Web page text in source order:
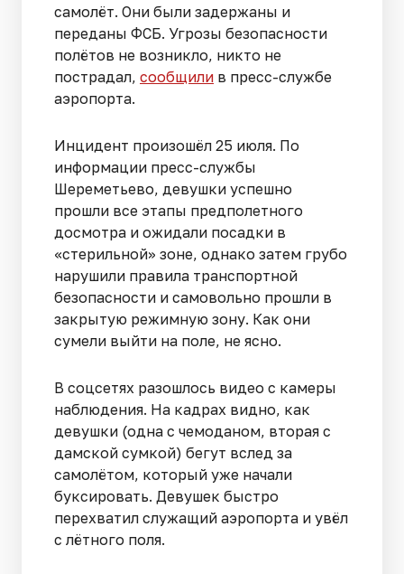
самолёт. Они были задержаны и
переданы ФСБ. Угрозы безопасности
полётов не возникло, никто не
пострадал, сообщили в пресс-службе
аэропорта.
Инцидент произошёл 25 июля. По
информации пресс-службы
Шереметьево, девушки успешно
прошли все этапы предполетного
досмотра и ожидали посадки в
«стерильной» зоне, однако затем грубо
нарушили правила транспортной
безопасности и самовольно прошли в
закрытую режимную зону. Как они
сумели выйти на поле, не ясно.
В соцсетях разошлось видео с камеры
наблюдения. На кадрах видно, как
девушки (одна с чемоданом, вторая с
дамской сумкой) бегут вслед за
самолётом, который уже начали
буксировать. Девушек быстро
перехватил служащий аэропорта и увёл
с лётного поля.